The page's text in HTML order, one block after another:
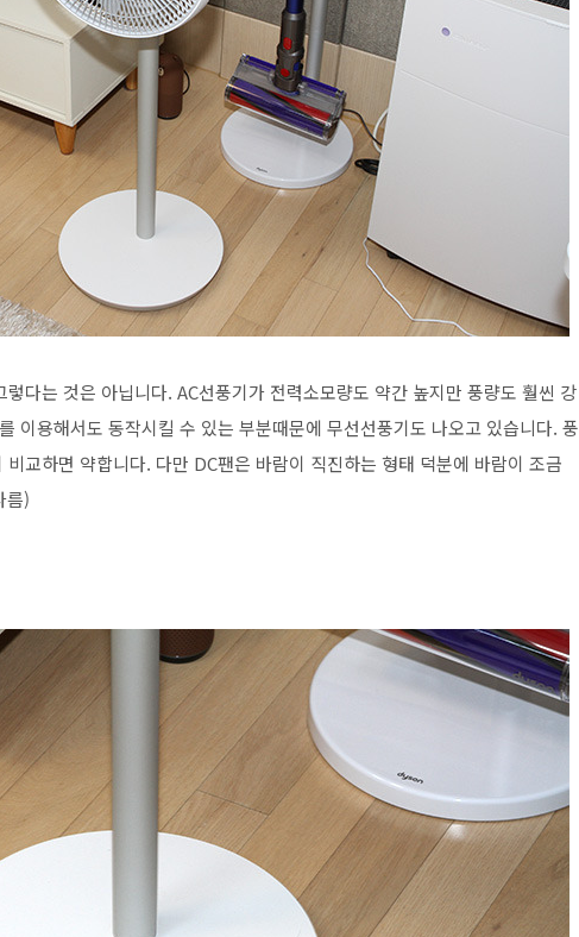
다는 것은 아닙니다. AC선풍기가 전력소모량도 약간 높지만 풍량도 훨씬 강
이용해서도 동작시킬 수 있는 부분때문에 무선선풍기도 나오고 있습니다. 풍
교하면 약합니다. 다만 DC팬은 바람이 직진하는 형태 덕분에 바람이 조금
름)